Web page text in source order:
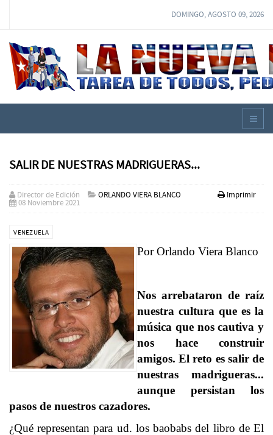
DOMINGO, AGOSTO 09, 2026
SALIR DE NUESTRAS MADRIGUERAS...
Imprimir
Director de Edición ORLANDO VIERA BLANCO
08 Noviembre 2021
VENEZUELA
Por Orlando Viera Blanco
Nos arrebataron de raíz
nuestra cultura que es la
música que nos cautiva y
nos hace construir
amigos. El reto es salir de
nuestras madrigueras...
aunque persistan los
pasos de nuestros cazadores.
¿Qué representan para ud. los baobabs del libro de El